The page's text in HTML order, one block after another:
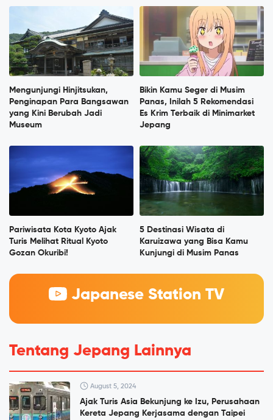
Mengunjungi Hinjitsukan,
Penginapan Para Bangsawan
yang Kini Berubah Jadi
Museum
Bikin Kamu Seger di Musim
Panas, Inilah 5 Rekomendasi
Es Krim Terbaik di Minimarket
Jepang
Pariwisata Kota Kyoto Ajak
Turis Melihat Ritual Kyoto
Gozan Okuribi!
5 Destinasi Wisata di
Karuizawa yang Bisa Kamu
Kunjungi di Musim Panas
Japanese Station TV
Tentang Jepang Lainnya
August 5, 2024
Ajak Turis Asia Bekunjung ke Izu, Perusahaan
Kereta Jepang Kerjasama dengan Taipei